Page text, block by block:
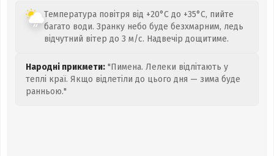
Температура повітря від +20°C до +35°C, пийте
багато води. Зранку небо буде безхмарним, ледь
відчутний вітер до 3 м/с. Надвечір дощитиме.
Народні прикмети: "Пимена. Лелеки відлітають у
теплі краї. Якщо відлетіли до цього дня — зима буде
ранньою."